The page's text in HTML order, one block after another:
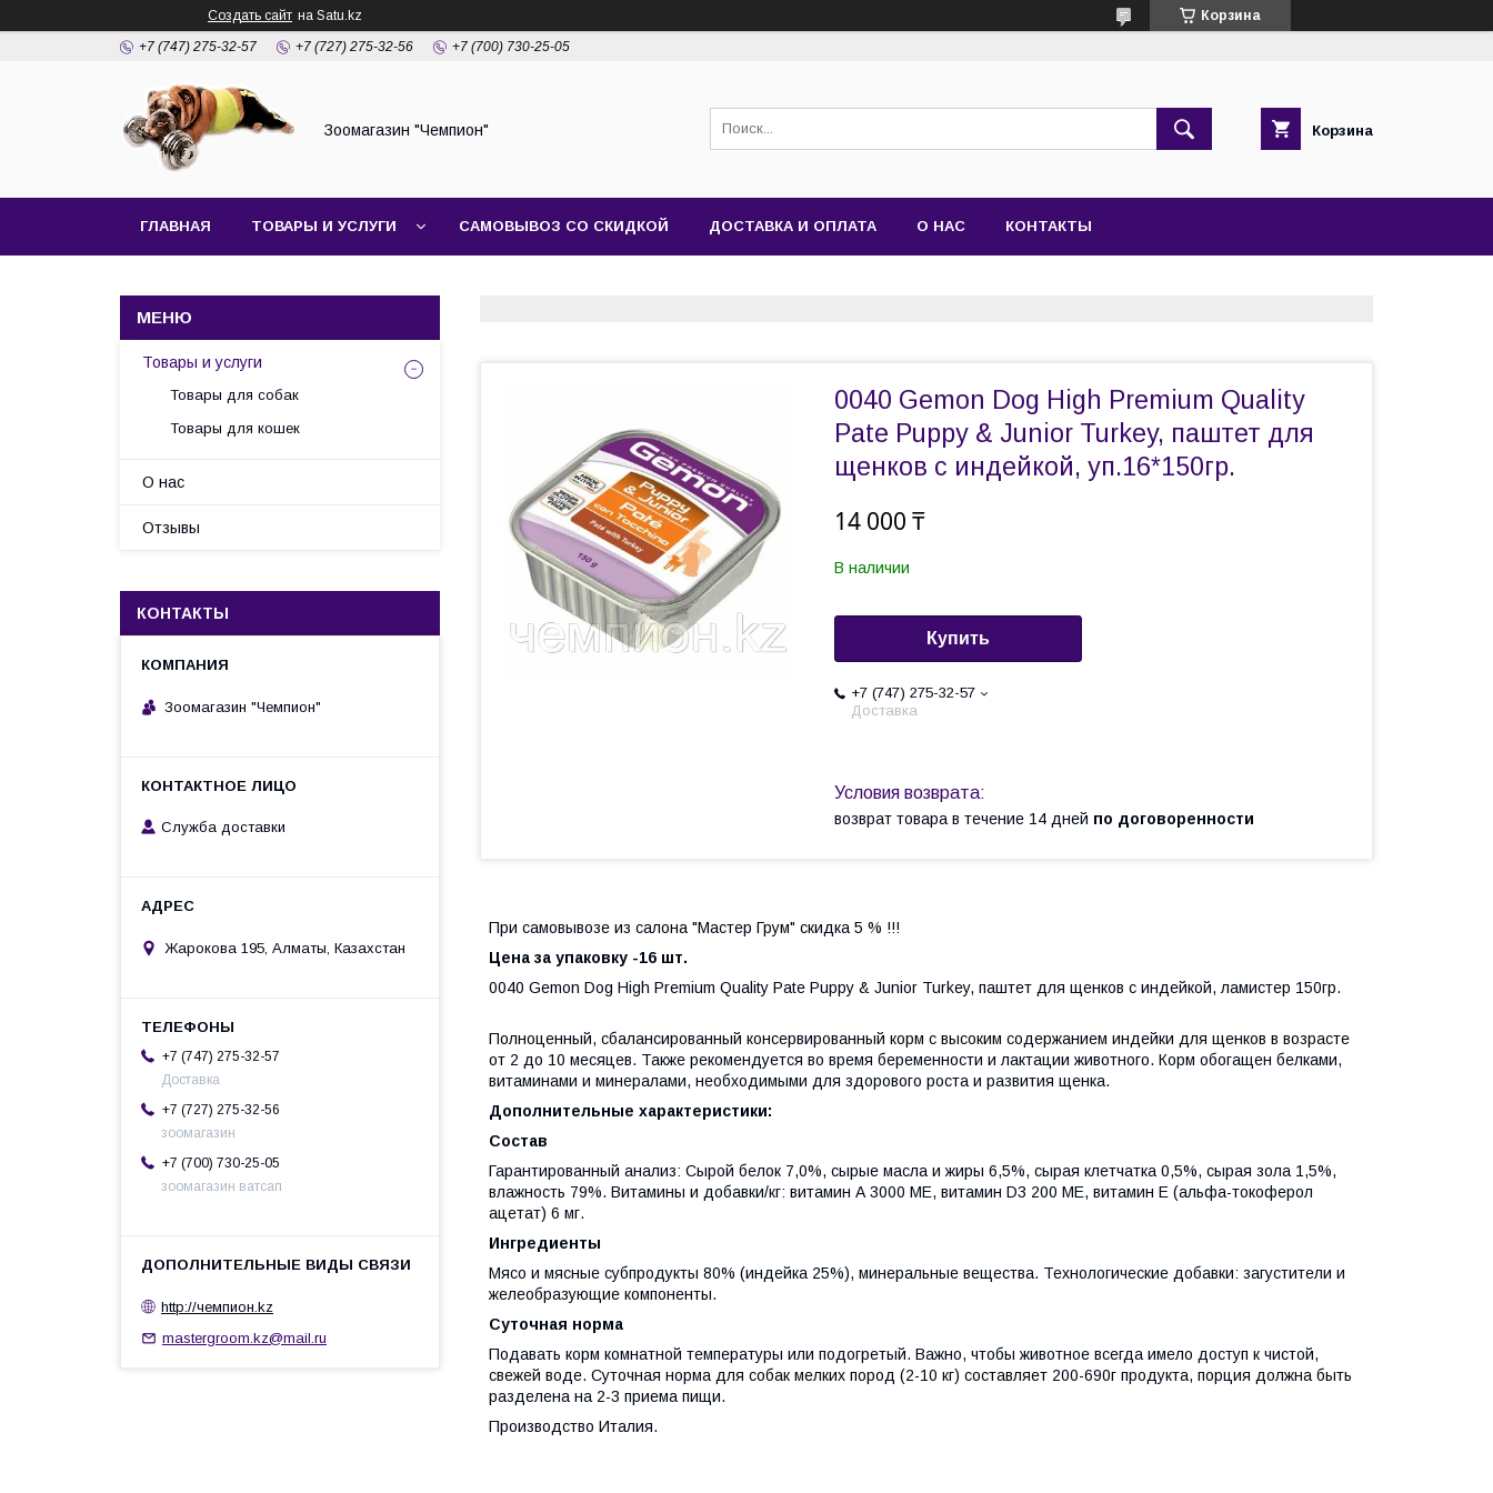
Создать сайт на Satu.kz Корзина
+7 (747) 275-32-57 +7 (727) 275-32-56 +7 (700) 730-25-05
Зоомагазин "Чемпион" Корзина
ГЛАВНАЯ ТОВАРЫ И УСЛУГИ САМОВЫВОЗ СО СКИДКОЙ ДОСТАВКА И ОПЛАТА О НАС КОНТАКТЫ
0040 Gemon Dog High Premium Quality
Pate Puppy & Junior Turkey, паштет для
щенков с индейкой, уп.16*150гр.
14 000 ₸
В наличии
Купить
+7 (747) 275-32-57
Доставка
возврат товара в течение 14 дней по договоренности
При самовывозе из салона "Мастер Грум" скидка 5 % !!!
Цена за упаковку -16 шт.
0040 Gemon Dog High Premium Quality Pate Puppy & Junior Turkey, паштет для щенков с индейкой, ламистер 150гр.
Полноценный, сбалансированный консервированный корм с высоким содержанием индейки для щенков в возрасте
от 2 до 10 месяцев. Также рекомендуется во время беременности и лактации животного. Корм обогащен белками,
витаминами и минералами, необходимыми для здорового роста и развития щенка.
Дополнительные характеристики:
Состав
Гарантированный анализ: Сырой белок 7,0%, сырые масла и жиры 6,5%, сырая клетчатка 0,5%, сырая зола 1,5%,
влажность 79%. Витамины и добавки/кг: витамин А 3000 МЕ, витамин D3 200 МЕ, витамин Е (альфа-токоферол
ацетат) 6 мг.
Ингредиенты
Мясо и мясные субпродукты 80% (индейка 25%), минеральные вещества. Технологические добавки: загустители и
желеобразующие компоненты.
Суточная норма
Подавать корм комнатной температуры или подогретый. Важно, чтобы животное всегда имело доступ к чистой,
свежей воде. Суточная норма для собак мелких пород (2-10 кг) составляет 200-690г продукта, порция должна быть
разделена на 2-3 приема пищи.
Производство Италия.
Товары и услуги
Товары для собак
Товары для кошек
О нас
Отзывы
КОНТАКТЫ
Зоомагазин "Чемпион"
Служба доставки
Жарокова 195, Алматы, Казахстан
+7 (747) 275-32-57
Доставка
+7 (727) 275-32-56
зоомагазин
+7 (700) 730-25-05
зоомагазин ватсап
http://чемпион.kz
mastergroom.kz@mail.ru